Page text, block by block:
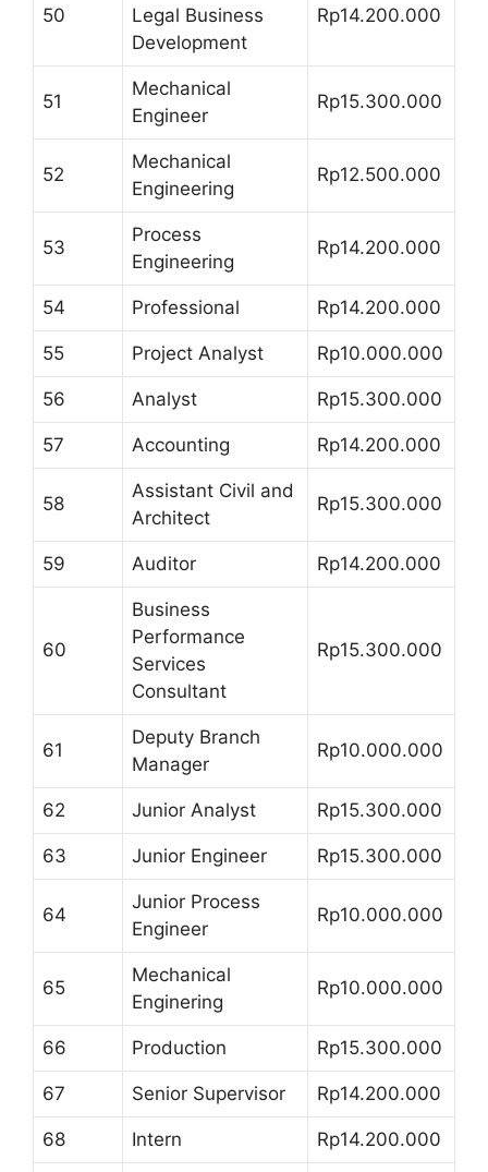
50
Legal Business
Development
Rp14.200.000
51
Mechanical
Engineer
Rp15.300.000
52
Mechanical
Engineering
Rp12.500.000
53
Process
Engineering
Rp14.200.000
54 Professional Rp14.200.000
55 Project Analyst Rp10.000.000
56 Analyst Rp15.300.000
57 Accounting Rp14.200.000
58
Assistant Civil and
Architect
Rp15.300.000
59 Auditor Rp14.200.000
60
Business
Performance
Services
Consultant
Rp15.300.000
61
Deputy Branch
Manager
Rp10.000.000
62 Junior Analyst Rp15.300.000
63 Junior Engineer Rp15.300.000
64
Junior Process
Engineer
Rp10.000.000
65
Mechanical
Enginering
Rp10.000.000
66 Production Rp15.300.000
67 Senior Supervisor Rp14.200.000
68 Intern Rp14.200.000